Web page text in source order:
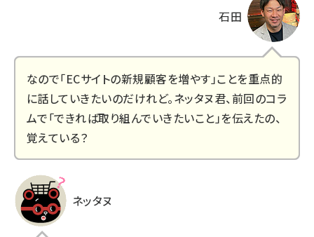
石田
なので「ECサイトの新規顧客を増やす」ことを重点的
に話していきたいのだけれど。ネッタヌ君、前回のコラ
ムで「できれば取り組んでいきたいこと」を伝えたの、
覚えている？
ネッタヌ